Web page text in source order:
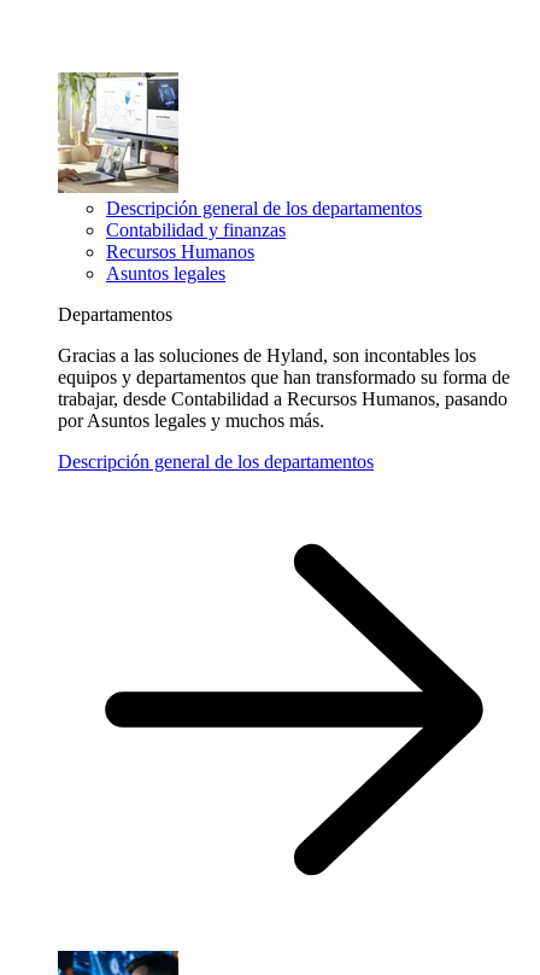
Descripción general de los departamentos
Contabilidad y finanzas
Recursos Humanos
Asuntos legales
Departamentos
Gracias a las soluciones de Hyland, son incontables los
equipos y departamentos que han transformado su forma de
trabajar, desde Contabilidad a Recursos Humanos, pasando
por Asuntos legales y muchos más.
Descripción general de los departamentos